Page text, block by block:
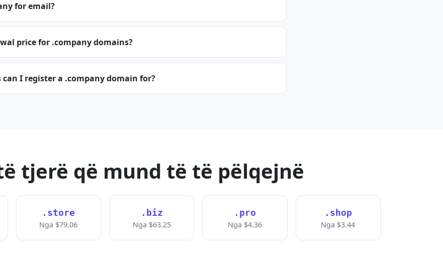
for email?
price for .company domains?
can I register a .company domain for?
tjerë që mund të të pëlqejnë
.store
Nga $79.06
.biz
Nga $63.25
.pro
Nga $4.36
.shop
Nga $3.44